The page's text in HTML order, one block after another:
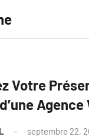
Votre
Agence
septembre 22,